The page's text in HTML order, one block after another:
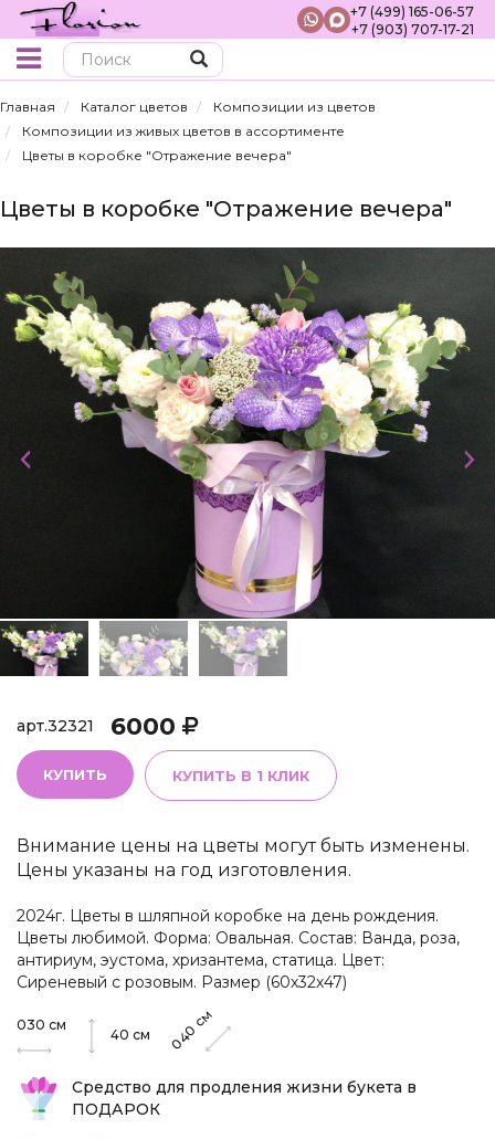
+7 (499) 165-06-57
+7 (903) 707-17-21
Главная Каталог цветов
Композиции из цветов
Композиции из живых цветов в ассортименте
Цветы в коробке "Отражение вечера"
Цветы в коробке "Отражение вечера"
арт.32321 6000
КУПИТЬ КУПИТЬ В 1 КЛИК
Внимание цены на цветы могут быть изменены.
Цены указаны на год изготовления.
2024г. Цветы в шляпной коробке на день рождения.
Цветы любимой. Форма: Овальная. Состав: Ванда, роза,
антириум, эустома, хризантема, статица. Цвет:
Сиреневый с розовым. Размер (60х32х47)
030 см
40 см 040
см
Средство для продления жизни букета в
ПОДАРОК